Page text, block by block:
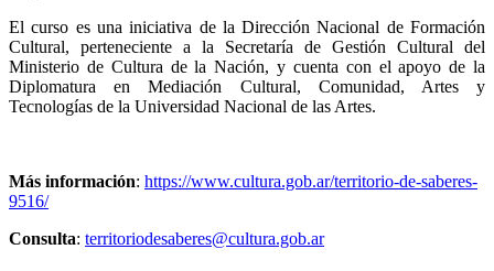
El curso es una iniciativa de la Dirección Nacional de Formación
Cultural, perteneciente a la Secretaría de Gestión Cultural del
Ministerio de Cultura de la Nación, y cuenta con el apoyo de la
Diplomatura en Mediación Cultural, Comunidad, Artes y
Tecnologías de la Universidad Nacional de las Artes.
Más información: https://www.cultura.gob.ar/territorio-de-saberes-
9516/
Consulta: territoriodesaberes@cultura.gob.ar